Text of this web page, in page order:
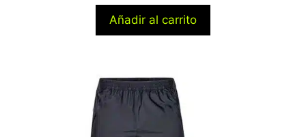
Añadir al carrito